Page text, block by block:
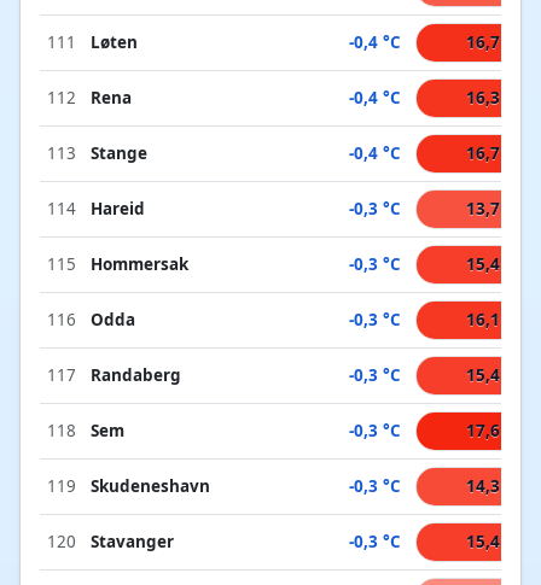
111 Løten -0,4 °C 16,7 °C
112 Rena -0,4 °C 16,3 °C
113 Stange -0,4 °C 16,7 °C
114 Hareid -0,3 °C 13,7 °C
115 Hommersak -0,3 °C 15,4 °C
116 Odda -0,3 °C 16,1 °C
117 Randaberg -0,3 °C 15,4 °C
118 Sem -0,3 °C 17,6 °C
119 Skudeneshavn -0,3 °C 14,3 °C
120 Stavanger -0,3 °C 15,4 °C